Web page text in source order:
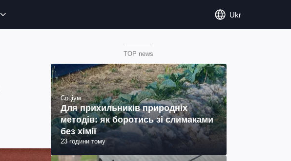
Ukr
TOP news
Соціум
Для прихильників природніх
методів: як боротись зі слимаками
без хімії
23 години тому